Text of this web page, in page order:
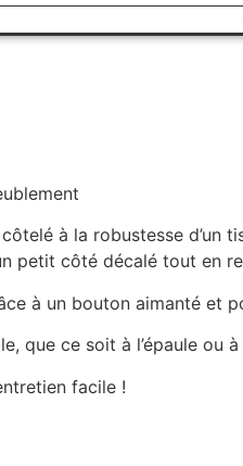
à la robustesse
petit côté décalé tout en
à un bouton aimanté et
que ce soit à l’épaule ou à
facile !